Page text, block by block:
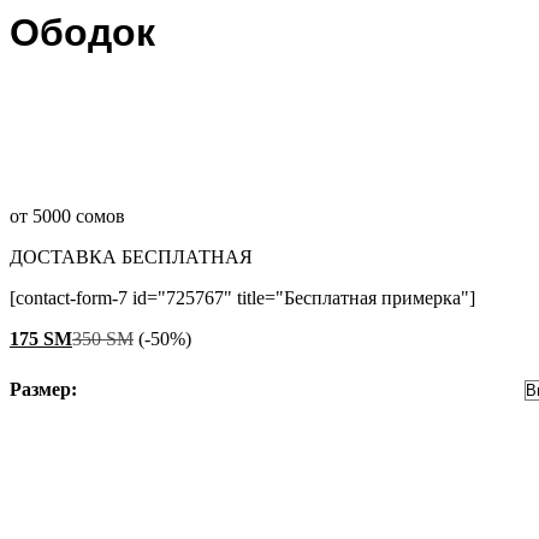
Ободок
от 5000 сомов
ДОСТАВКА БЕСПЛАТНАЯ
[contact-form-7 id="725767" title="Бесплатная примерка"]
175 ЅМ350ЅМ (-50%)
Размер: